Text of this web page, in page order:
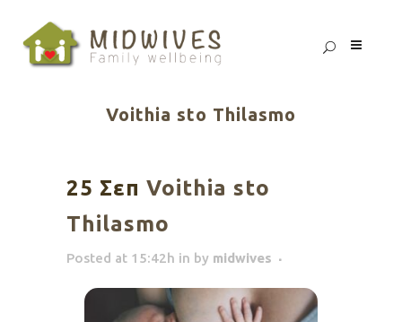
Voithia sto Thilasmo
25 Σεπ Voithia sto
Thilasmo
Posted at 15:42h in by midwives